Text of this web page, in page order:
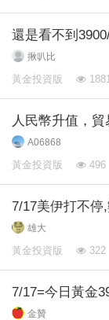
還是看不到
揪叭比
黃金投資版
人民幣升值，
A06868
黃金投資版
7/17美伊打不停
雄大
黃金投資版
7/17=今日黃金
金贊